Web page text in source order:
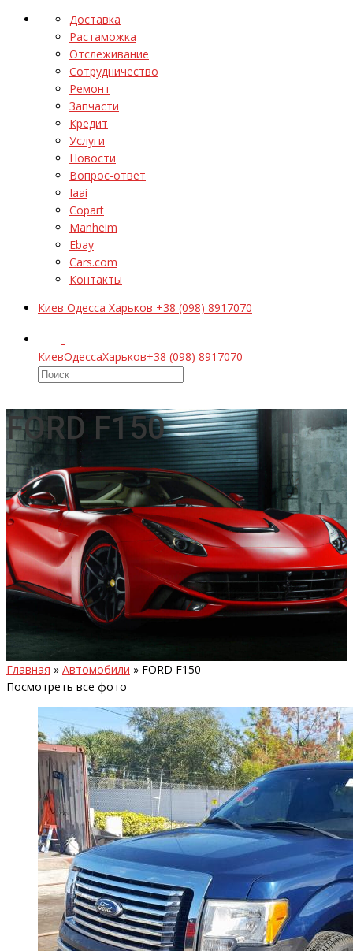
Доставка
Растаможка
Отслеживание
Сотрудничество
Ремонт
Запчасти
Кредит
Услуги
Новости
Вопрос-ответ
Iaai
Copart
Manheim
Ebay
Cars.com
Контакты
Киев Одесса Харьков +38 (098) 8917070
КиевОдессаХарьков+38 (098) 8917070
FORD F150
Главная » Автомобили » FORD F150
Посмотреть все фото